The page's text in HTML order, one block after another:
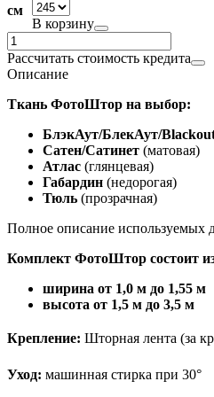
см
В корзину
Рассчитать стоимость кредита
Описание
Ткань ФотоШтор на выбор:
БлэкАут/БлекАут/
Сатен/Сатинет (матовая)
Атлас (глянцевая)
Габардин (недорогая)
Тюль (прозрачная)
Полное описание используемых
Комплект ФотоШтор состоит
ширина от 1,0 м до 1,55 м
высота от 1,5 м до 3,5 м
Крепление: Шторная лента (за
Уход: машинная стирка при 30°